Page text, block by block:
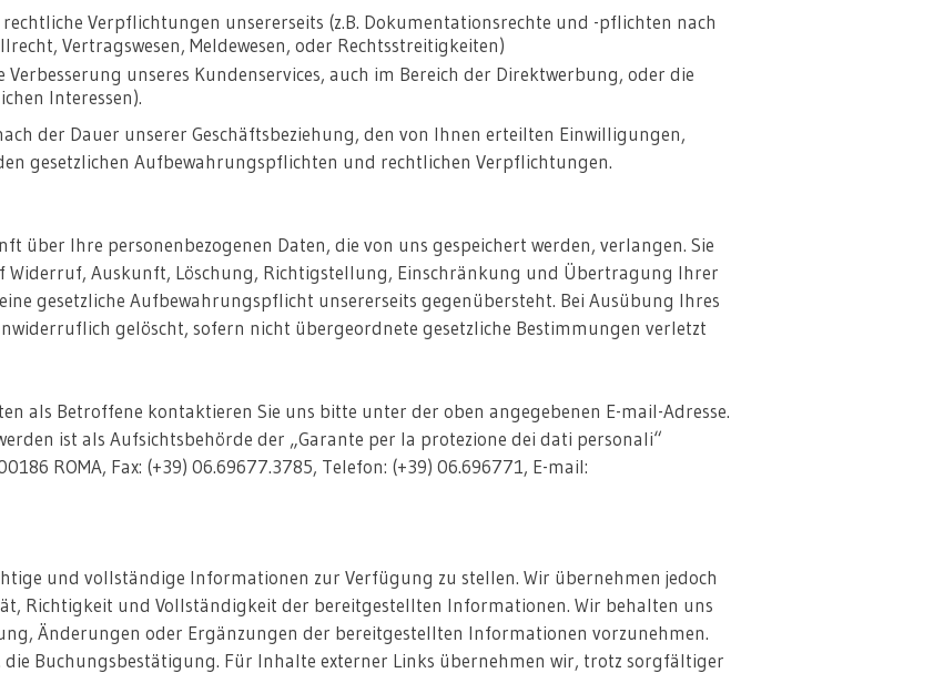
Verpflichtungen unsererseits (z.B. Dokumentationsrechte und -pflichten nach
Vertragswesen, Meldewesen, oder Rechtsstreitigkeiten)
Verbesserung unseres Kundenservices, auch im Bereich der Direktwerbung, oder die
Interessen).
der Dauer unserer Geschäftsbeziehung, den von Ihnen erteilten Einwilligungen,
gesetzlichen Aufbewahrungspflichten und rechtlichen Verpflichtungen.
über Ihre personenbezogenen Daten, die von uns gespeichert werden, verlangen. Sie
Widerruf, Auskunft, Löschung, Richtigstellung, Einschränkung und Übertragung Ihrer
gesetzliche Aufbewahrungspflicht unsererseits gegenübersteht. Bei Ausübung Ihres
gelöscht, sofern nicht übergeordnete gesetzliche Bestimmungen verletzt
als Betroffene kontaktieren Sie uns bitte unter der oben angegebenen E-mail-Adresse.
ist als Aufsichtsbehörde der „Garante per la protezione dei dati personali“
ROMA, Fax: (+39) 06.69677.3785, Telefon: (+39) 06.696771, E-mail:
und vollständige Informationen zur Verfügung zu stellen. Wir übernehmen jedoch
Richtigkeit und Vollständigkeit der bereitgestellten Informationen. Wir behalten uns
Änderungen oder Ergänzungen der bereitgestellten Informationen vorzunehmen.
die Buchungsbestätigung. Für Inhalte externer Links übernehmen wir, trotz sorgfältiger